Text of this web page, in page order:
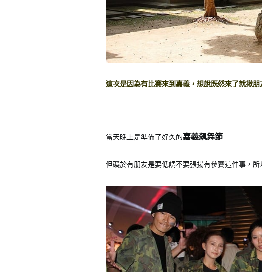
這次是因為有比賽來到嘉義，想說既然來了就揪朋
當天晚上是準備了好久的嘉義飆舞節
但礙於有朋友是要低調不要張揚有參賽這件事，